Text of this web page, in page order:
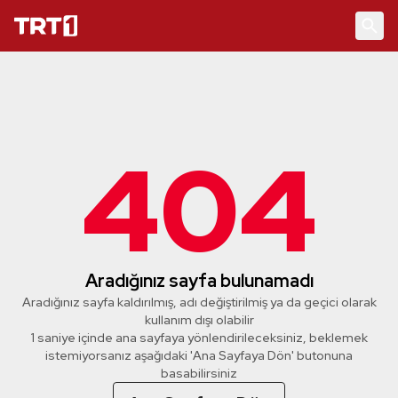
404
Aradığınız sayfa bulunamadı
Aradığınız sayfa kaldırılmış, adı değiştirilmiş ya da geçici olarak
kullanım dışı olabilir
1 saniye içinde ana sayfaya yönlendirileceksiniz, beklemek
istemiyorsanız aşağıdaki 'Ana Sayfaya Dön' butonuna
basabilirsiniz